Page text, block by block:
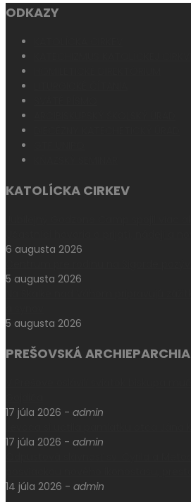
ODKAZY
KATOLÍCKA CIRKEV
6 augusta 2026
5 augusta 2026
5 augusta 2026
PREŠOVSKÁ ARCHIEPARCHIA
17 júla 2026 - admin
17 júla 2026 - admin
14 júla 2026 - admin